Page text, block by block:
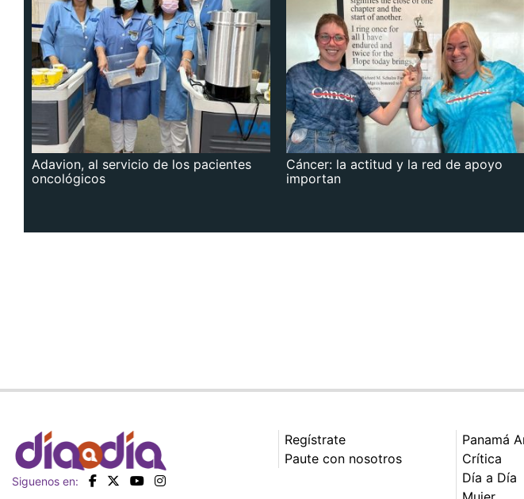
Adavion, al servicio de los pacientes
oncológicos
Cáncer: la actitud y la red de apoyo
importan
Siguenos en:
Regístrate
Paute con nosotros
Panamá
Crítica
Día a Día